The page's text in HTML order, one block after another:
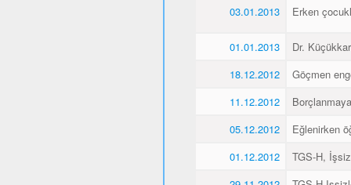
03.01.2013 Erken
01.01.2013
Dr.
18.12.2012
Göçmen
11.12.2012
05.12.2012
Eğlenirken
01.12.2012
TGS-H,